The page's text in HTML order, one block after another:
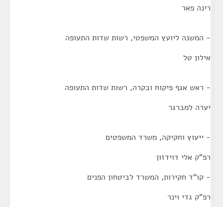
רינה פאר
- המשנה ליועץ המשפטי, רשות שדות התעופה
אילון טל
- ראש אגף פיקוח ובקרה, רשות שדות התעופה
יערה למברגר
- ייעוץ וחקיקה, משרד המשפטים
רפ"ק אלי דוידזון
- קו"ד חקירות, המשרד לביטחון הפנים
רפ"ק גדי וינר